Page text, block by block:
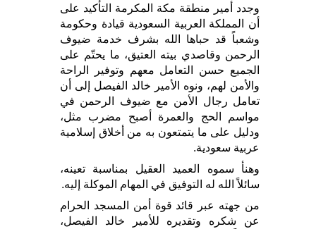
وجدد أمير منطقة مكة المكرمة التأكيد على
أن المملكة العربية السعودية قيادة وحكومة
وشعباً قد حباها الله بشرف خدمة ضيوف
الرحمن وقاصدي بيته العتيق، ما يحتّم على
الجميع حسن التعامل معهم وتوفير الراحة
والأمن لهم، ونوه الأمير خالد الفيصل إلى أن
تعامل رجال الأمن مع ضيوف الرحمن في
مواسم الحج والعمرة أصبح مضرب مثل،
ودليل على ما يتمتعون به من أخلاق إسلامية
عربية سعودية.
وهنأ سموه العميد العقيل بمناسبة تعينه،
سائلاً الله له التوفيق في المهام الموكلة إليه.
من جهته عبر قائد قوة أمن المسجد الحرام
عن شكره وتقديره للأمير خالد الفيصل،